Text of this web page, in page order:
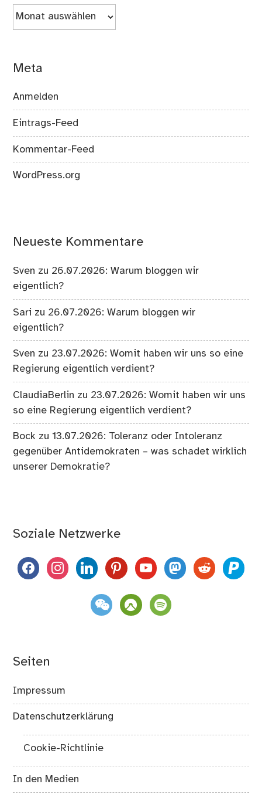
Archiv
Meta
Anmelden
Eintrags-Feed
Kommentar-Feed
WordPress.org
Neueste Kommentare
Sven zu 26.07.2026: Warum bloggen wir
eigentlich?
Sari zu 26.07.2026: Warum bloggen wir
eigentlich?
Sven zu 23.07.2026: Womit haben wir uns so eine
Regierung eigentlich verdient?
ClaudiaBerlin zu 23.07.2026: Womit haben wir uns
so eine Regierung eigentlich verdient?
Bock zu13.07.2026: Toleranz oder Intoleranz
gegenüber Antidemokraten – was schadet wirklich
unserer Demokratie?
Soziale Netzwerke
facebookinstagramlinkedinpinterestyoutubemastodon
reddit paypal
weixin komootspotify
Seiten
Impressum
Datenschutzerklärung
Cookie-Richtlinie
In den Medien